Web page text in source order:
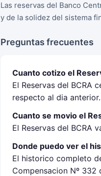
Las reservas del Banco
y de la solidez del sistema
Preguntas frecuentes
Cuanto cotizo el
El Reservas del BCRA
respecto al dia anterior.
Cuanto se movio el
El Reservas del BCRA
Donde puedo ver el
El historico completo
Compensacion Nº